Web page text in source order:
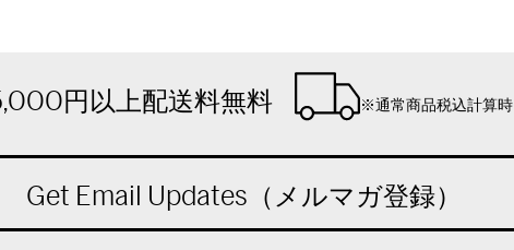
円以上配送料無料 ※通常商品税込計算時
Get Email Updates（メルマガ登録）